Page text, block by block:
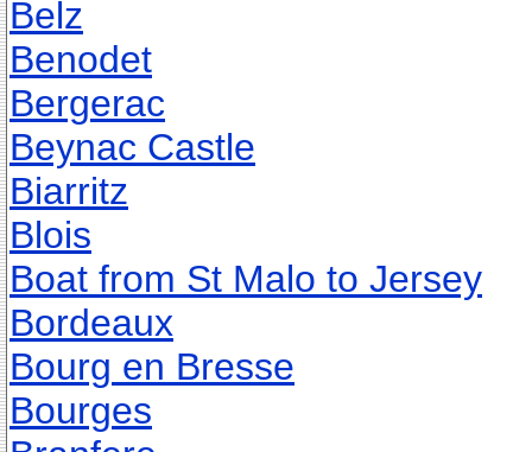
Belz
Benodet
Bergerac
Beynac Castle
Biarritz
Blois
Boat from St Malo to Jersey
Bordeaux
Bourg en Bresse
Bourges